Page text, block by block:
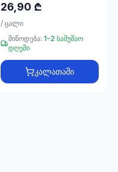
25კგ NOVA
26,90 ₾
/ ცალი
მიწოდება: 1-2 სამუშაო
დღეში
კალათაში